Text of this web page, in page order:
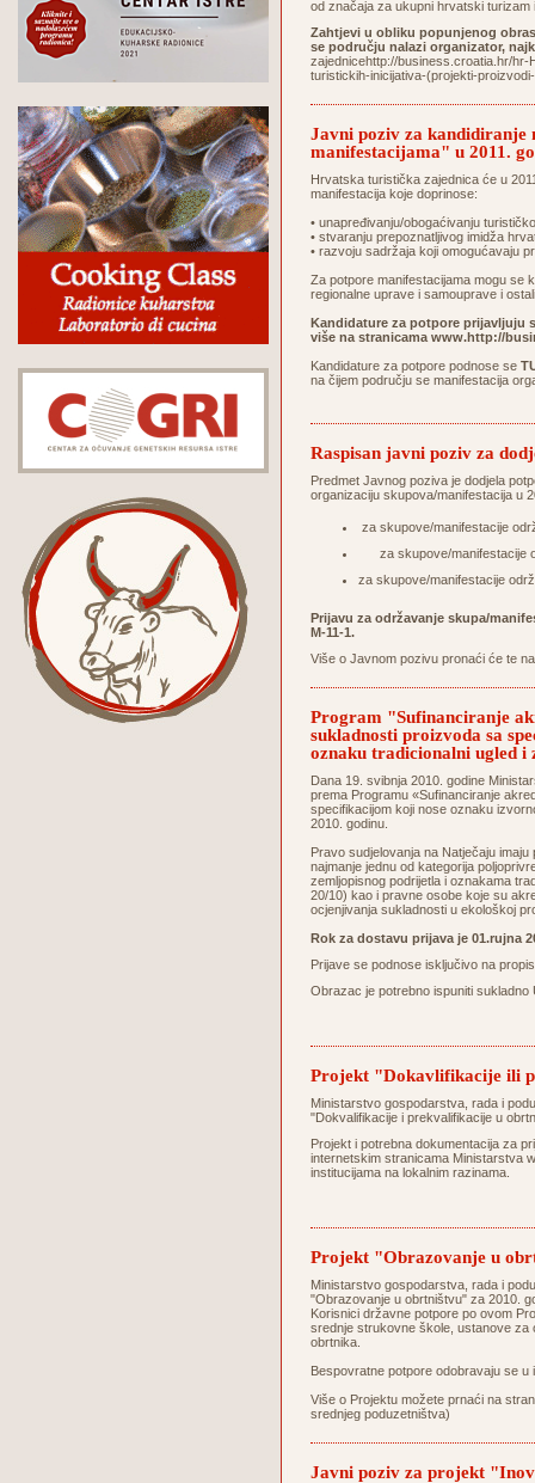
od značaja za ukupni hrvatski turizam
Zahtjevi u obliku popunjenog
se području nalazi organizator,
zajednicehttp://business.croatia.hr/
turistickih-inicijativa-(projekti-
Javni poziv za kandidiranje
manifestacijama" u 2011.
Hrvatska turistička zajednica će u
manifestacija koje doprinose:
• unapređivanju/obogaćivanju
• stvaranju prepoznatljivog imidža
• razvoju sadržaja koji omogućavaju
Za potpore manifestacijama mogu se
regionalne uprave i samouprave i
Kandidature za potpore prijavljuju
više na stranicama www.http://
Kandidature za potpore podnose se
na čijem području se manifestacija
Raspisan javni poziv za
Predmet Javnog poziva je dodjela
organizaciju skupova/manifestacija u
za skupove/manifestacije
za skupove/manifestacije
za skupove/manifestacije
Prijavu za održavanje skupa/
M-11-1.
Više o Javnom pozivu pronaći će te
Program "Sufinanciranje
sukladnosti proizvoda sa
oznaku tradicionalni ugled i
Dana 19. svibnja 2010. godine
prema Programu «Sufinanciranje
specifikacijom koji nose oznaku
2010. godinu.
Pravo sudjelovanja na Natječaju
najmanje jednu od kategorija
zemljopisnog podrijetla i oznakama
20/10) kao i pravne osobe koje su
ocjenjivanja sukladnosti u ekološkoj
Rok za dostavu prijava je 01.rujna
Prijave se podnose isključivo na
Obrazac je potrebno ispuniti
Projekt "Dokavlifikacije ili
Ministarstvo gospodarstva, rada i
"Dokvalifikacije i prekvalifikacije u
Projekt i potrebna dokumentacija za
internetskim stranicama Ministarstva
institucijama na lokalnim razinama.
Projekt "Obrazovanje u
Ministarstvo gospodarstva, rada i
"Obrazovanje u obrtništvu" za 2010.
Korisnici državne potpore po ovom
srednje strukovne škole, ustanove
obrtnika.
Bespovratne potpore odobravaju se
Više o Projektu možete prnaći na
srednjeg poduzetništva)
Javni poziv za projekt